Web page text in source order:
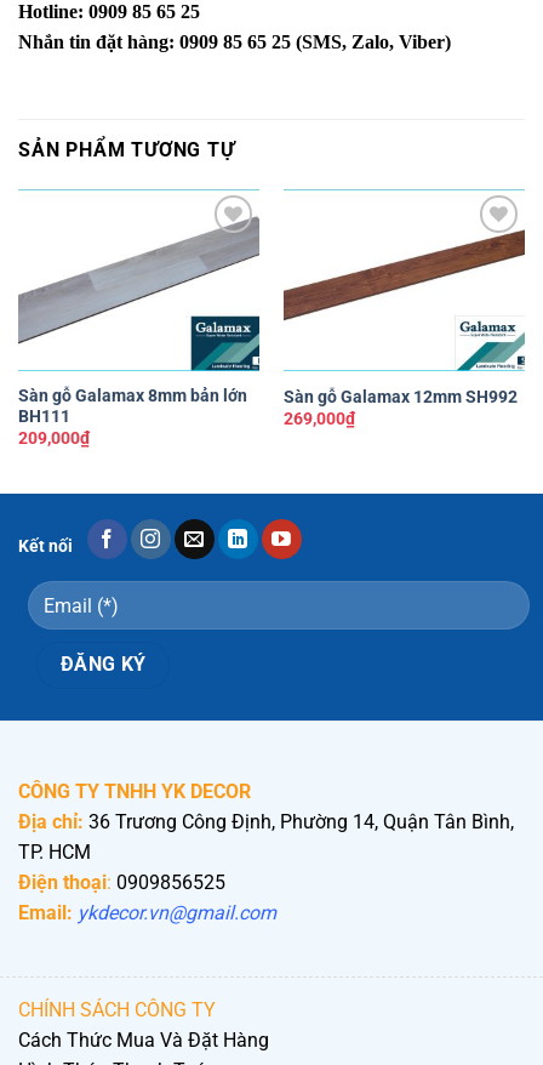
Hotline: 0909 85 65 25
Nhắn tin đặt hàng: 0909 85 65 25 (SMS, Zalo, Viber)
SẢN PHẨM TƯƠNG TỰ
thích
Sàn gỗ Galamax 8mm bản lớn
BH111
209,000₫
Yêu
thích
Sàn gỗ Galamax 12mm SH992
269,000₫
Kết nối
CÔNG TY TNHH YK DECOR
Địa chỉ: 36 Trương Công Định, Phường 14, Quận Tân Bình,
TP. HCM
Điện thoại: 0909856525
Email: ykdecor.vn@gmail.com
CHÍNH SÁCH CÔNG TY
Cách Thức Mua Và Đặt Hàng